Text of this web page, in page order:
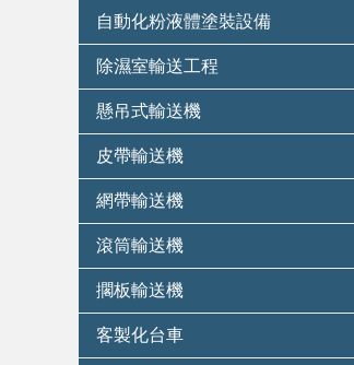
自動化粉液體塗裝設備
除濕室輸送工程
懸吊式輸送機
皮帶輸送機
網帶輸送機
滾筒輸送機
擱板輸送機
客製化台車